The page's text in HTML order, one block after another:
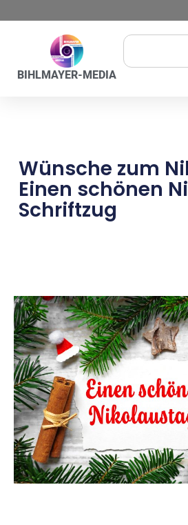
BIHLMAYER-MEDIA
Wünsche zum
Einen schönen
Schriftzug